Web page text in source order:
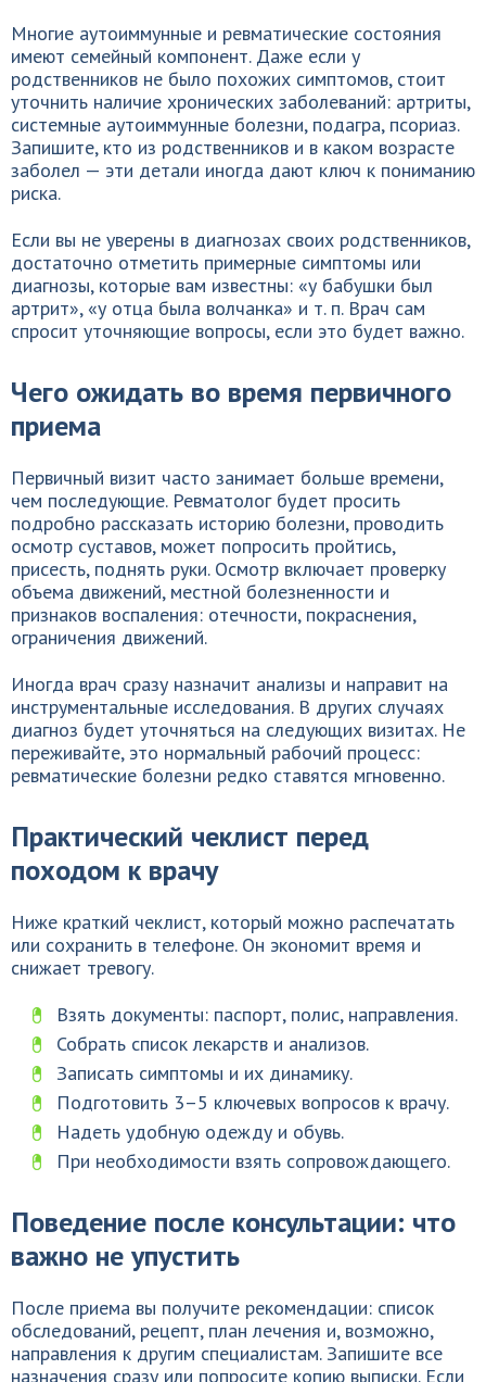
Многие аутоиммунные и ревматические состояния
имеют семейный компонент. Даже если у
родственников не было похожих симптомов, стоит
уточнить наличие хронических заболеваний: артриты,
системные аутоиммунные болезни, подагра, псориаз.
Запишите, кто из родственников и в каком возрасте
заболел — эти детали иногда дают ключ к пониманию
риска.
Если вы не уверены в диагнозах своих родственников,
достаточно отметить примерные симптомы или
диагнозы, которые вам известны: «у бабушки был
артрит», «у отца была волчанка» и т. п. Врач сам
спросит уточняющие вопросы, если это будет важно.
Чего ожидать во время первичного
приема
Первичный визит часто занимает больше времени,
чем последующие. Ревматолог будет просить
подробно рассказать историю болезни, проводить
осмотр суставов, может попросить пройтись,
присесть, поднять руки. Осмотр включает проверку
объема движений, местной болезненности и
признаков воспаления: отечности, покраснения,
ограничения движений.
Иногда врач сразу назначит анализы и направит на
инструментальные исследования. В других случаях
диагноз будет уточняться на следующих визитах. Не
переживайте, это нормальный рабочий процесс:
ревматические болезни редко ставятся мгновенно.
Практический чеклист перед
походом к врачу
Ниже краткий чеклист, который можно распечатать
или сохранить в телефоне. Он экономит время и
снижает тревогу.
Взять документы: паспорт, полис, направления.
Собрать список лекарств и анализов.
Записать симптомы и их динамику.
Подготовить 3–5 ключевых вопросов к врачу.
Надеть удобную одежду и обувь.
При необходимости взять сопровождающего.
Поведение после консультации: что
важно не упустить
После приема вы получите рекомендации: список
обследований, рецепт, план лечения и, возможно,
направления к другим специалистам. Запишите все
назначения сразу или попросите копию выписки. Если